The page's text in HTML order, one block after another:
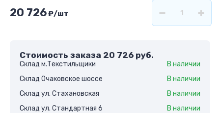
20 726₽/шт
Стоимость заказа 20 726 руб.
Склад м.Текстильщики
В наличии
Склад Очаковское шоссе
В наличии
Склад ул. Стахановская
В наличии
Склад ул. Стандартная 6
В наличии